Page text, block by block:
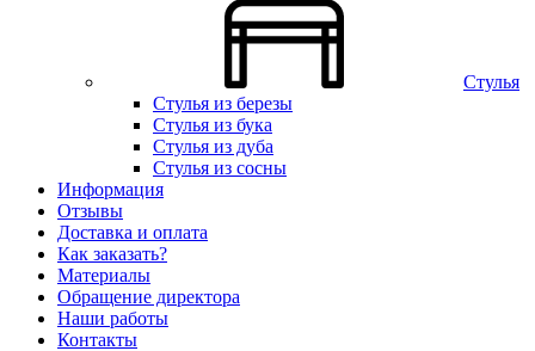
Стулья
Стулья из березы
Стулья из бука
Стулья из дуба
Стулья из сосны
Информация
Отзывы
Доставка и оплата
Как заказать?
Материалы
Обращение директора
Наши работы
Контакты